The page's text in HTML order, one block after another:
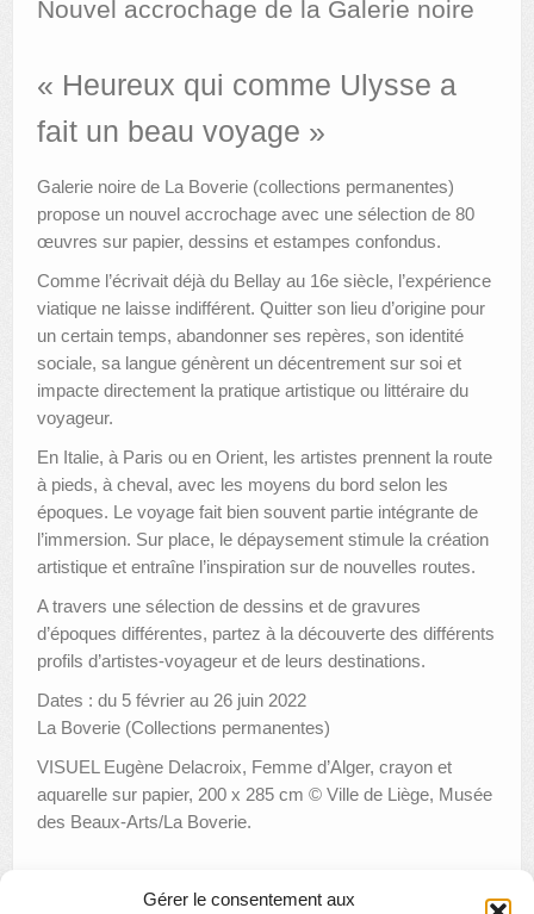
Gérer le consentement aux
LE PORTAIL DES COLLECTIONS
Nouvel accrochage de la Galerie noire
« Heureux qui comme Ulysse a
fait un beau voyage »
Galerie noire de La Boverie (collections permanentes)
propose un nouvel accrochage avec une sélection de 80
œuvres sur papier, dessins et estampes confondus.
Comme l’écrivait déjà du Bellay au 16e siècle, l’expérience
viatique ne laisse indifférent. Quitter son lieu d’origine pour
un certain temps, abandonner ses repères, son identité
sociale, sa langue génèrent un décentrement sur soi et
impacte directement la pratique artistique ou littéraire du
voyageur.
En Italie, à Paris ou en Orient, les artistes prennent la route
à pieds, à cheval, avec les moyens du bord selon les
époques. Le voyage fait bien souvent partie intégrante de
l’immersion. Sur place, le dépaysement stimule la création
artistique et entraîne l’inspiration sur de nouvelles routes.
A travers une sélection de dessins et de gravures
d’époques différentes, partez à la découverte des différents
profils d’artistes-voyageur et de leurs destinations.
Dates : du 5 février au 26 juin 2022
La Boverie (Collections permanentes)
VISUEL Eugène Delacroix, Femme d’Alger, crayon et
aquarelle sur papier, 200 x 285 cm © Ville de Liège, Musée
des Beaux-Arts/La Boverie.